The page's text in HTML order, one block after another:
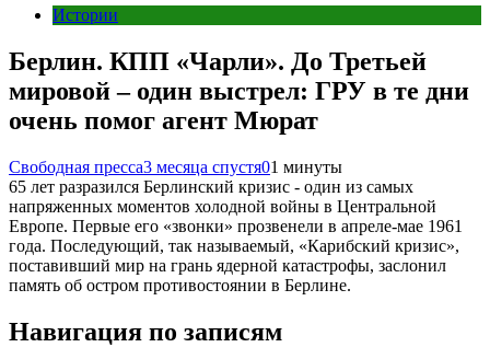
Истории
Берлин. КПП «Чарли». До Третьей
мировой – один выстрел: ГРУ в те дни
очень помог агент Мюрат
Свободная пресса3 месяца спустя01 минуты
65 лет разразился Берлинский кризис - один из самых
напряженных моментов холодной войны в Центральной
Европе. Первые его «звонки» прозвенели в апреле-мае 1961
года. Последующий, так называемый, «Карибский кризис»,
поставивший мир на грань ядерной катастрофы, заслонил
память об остром противостоянии в Берлине.
Навигация по записям